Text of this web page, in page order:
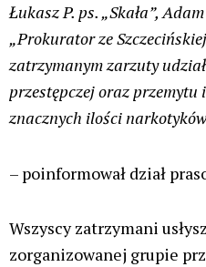
Łukasz P. ps. „Skała”,
„Prokurator ze
zatrzymanym zarzuty
przestępczej oraz
znacznych ilości
– poinformował dział
Wszyscy zatrzymani
zorganizowanej grupie